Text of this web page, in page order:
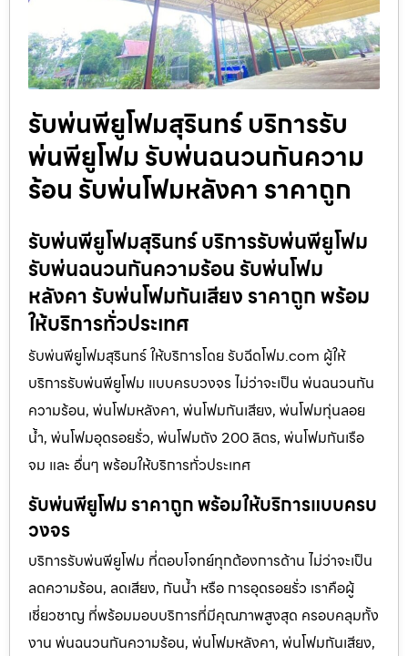
รับพ่นพียูโฟมสุรินทร์ บริการรับ
พ่นพียูโฟม รับพ่นฉนวนกันความ
ร้อน รับพ่นโฟมหลังคา ราคาถูก
รับพ่นพียูโฟมสุรินทร์ บริการรับพ่นพียูโฟม
รับพ่นฉนวนกันความร้อน รับพ่นโฟม
หลังคา รับพ่นโฟมกันเสียง ราคาถูก พร้อม
ให้บริการทั่วประเทศ
รับพ่นพียูโฟมสุรินทร์ ให้บริการโดย รับฉีดโฟม.com ผู้ให้
บริการรับพ่นพียูโฟม แบบครบวงจร ไม่ว่าจะเป็น พ่นฉนวนกัน
ความร้อน, พ่นโฟมหลังคา, พ่นโฟมกันเสียง, พ่นโฟมทุ่นลอย
น้ำ, พ่นโฟมอุดรอยรั่ว, พ่นโฟมถัง 200 ลิตร, พ่นโฟมกันเรือ
จม และ อื่นๆ พร้อมให้บริการทั่วประเทศ
รับพ่นพียูโฟม ราคาถูก พร้อมให้บริการแบบครบ
วงจร
บริการรับพ่นพียูโฟม ที่ตอบโจทย์ทุกต้องการด้าน ไม่ว่าจะเป็น
ลดความร้อน, ลดเสียง, กันน้ำ หรือ การอุดรอยรั่ว เราคือผู้
เชี่ยวชาญ ที่พร้อมมอบบริการที่มีคุณภาพสูงสุด ครอบคลุมทั้ง
งาน พ่นฉนวนกันความร้อน, พ่นโฟมหลังคา, พ่นโฟมกันเสียง,